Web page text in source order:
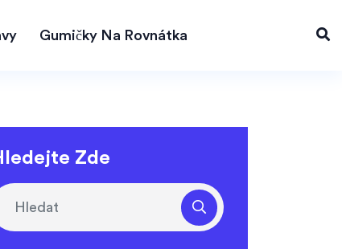
Gumičky Na Rovnátka
Zde